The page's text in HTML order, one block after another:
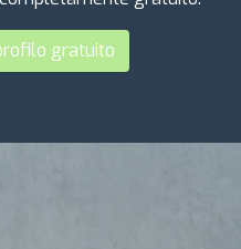
gratuito